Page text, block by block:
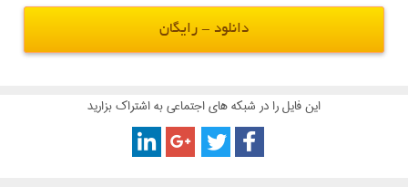
دانلود - رایگان
این فایل را در شبکه های اجتماعی به اشتراک بزارید